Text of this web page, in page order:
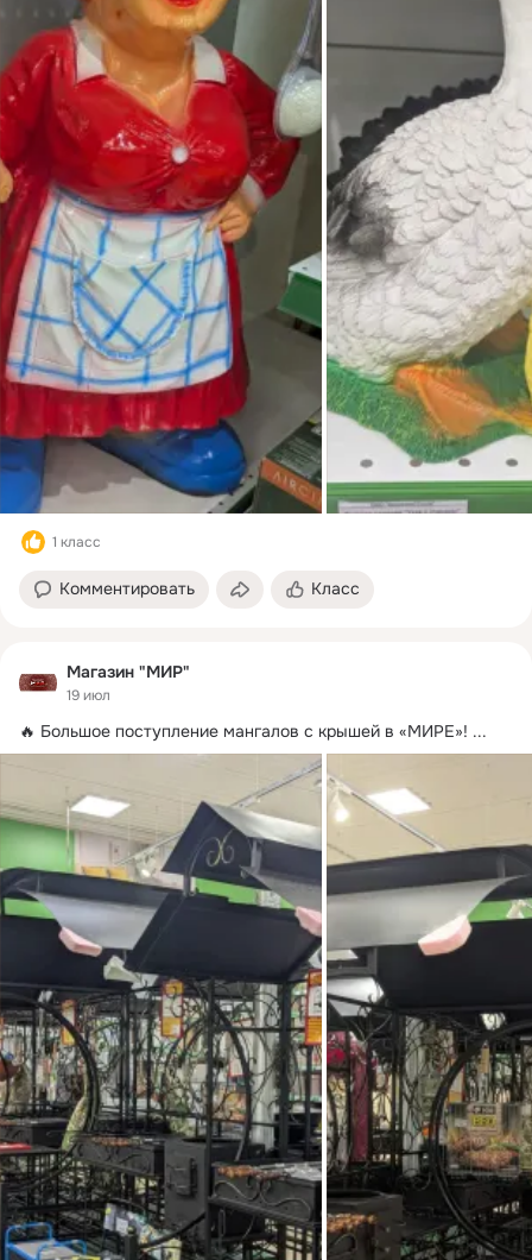
1 класс
Комментировать Класс
Магазин "МИР"
19 июл
🔥 Большое поступление мангалов с крышей в «МИРЕ»! ...